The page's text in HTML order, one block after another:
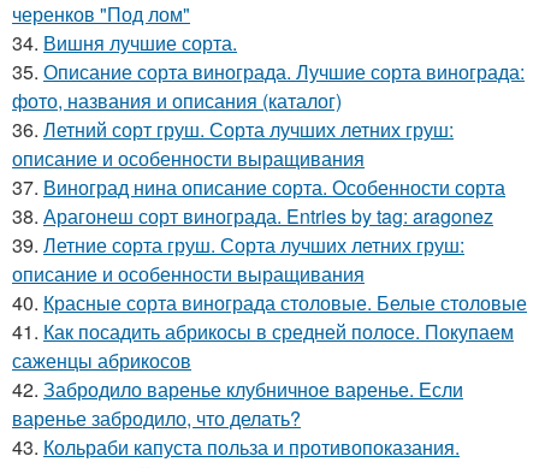
черенков "Под лом"
34. Вишня лучшие сорта.
35. Описание сорта винограда. Лучшие сорта винограда:
фото, названия и описания (каталог)
36. Летний сорт груш. Сорта лучших летних груш:
описание и особенности выращивания
37. Виноград нина описание сорта. Особенности сорта
38. Арагонеш сорт винограда. Entries by tag: aragonez
39. Летние сорта груш. Сорта лучших летних груш:
описание и особенности выращивания
40. Красные сорта винограда столовые. Белые столовые
41. Как посадить абрикосы в средней полосе. Покупаем
саженцы абрикосов
42. Забродило варенье клубничное варенье. Если
варенье забродило, что делать?
43. Кольраби капуста польза и противопоказания.